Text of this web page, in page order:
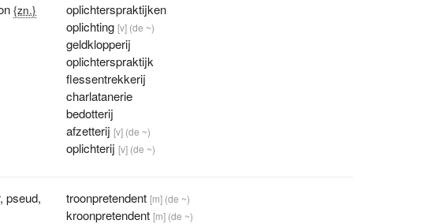
{zn.}
oplichterspraktijken
oplichting [v] (de ~)
geldklopperij
oplichterspraktijk
flessentrekkerij
charlatanerie
bedotterij
afzetterij [v] (de ~)
oplichterij [v] (de ~)
,pseud,
troonpretendent [m] (de ~)
kroonpretendent [m] (de ~)